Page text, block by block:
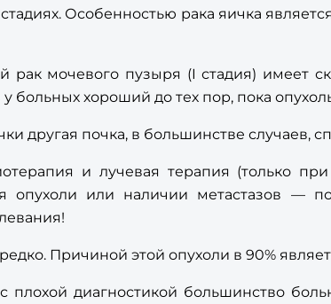
Особенностью рака яичка
рак мочевого пузыря (I стадия) имеет
у больных хороший до тех пор, пока
другая почка, в большинстве случаев,
и лучевая терапия (только
опухоли или наличии метастазов
Причиной этой опухоли в 90%
диагностикой большинство